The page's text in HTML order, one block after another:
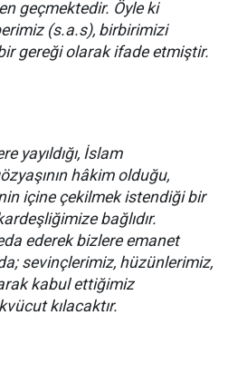
geçmektedir. Öyle ki
(s.a.s), birbirimizi
gereği olarak ifade etmiştir.
yayıldığı, İslam
hâkim olduğu,
içine çekilmek istendiği bir
bağlıdır.
ederek bizlere emanet
sevinçlerimiz, hüzünlerimiz,
kabul ettiğimiz
kılacaktır.